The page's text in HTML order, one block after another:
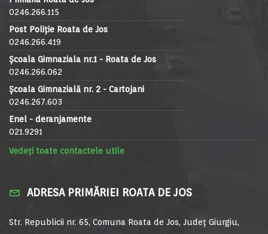
0246.266.115
Post Poliție Roata de Jos
0246.266.419
Școala Gimnaziala nr.1 - Roata de Jos
0246.266.062
Școala Gimnazială nr. 2 - Cartojani
0246.267.603
Enel - deranjamente
021.9291
Vedeți toate contactele utile
ADRESA PRIMĂRIEI ROATA DE JOS
Str. Republicii nr. 65, Comuna Roata de Jos, Județ Giurgiu,